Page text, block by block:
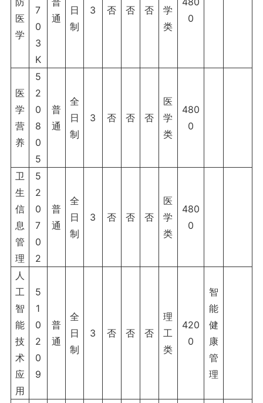
医
学
7
0
3
K
通
日
制
3 否 否 否
学
类
0
医
学
营
养
5
2
0
8
0
5
普
通
全
日
制
3 否 否 否
医
学
类
480
0
卫
生
信
息
管
理
5
2
0
7
0
2
普
通
全
日
制
3 否 否 否
医
学
类
480
0
人
工
智
能
技
术
应
用
5
1
0
2
0
9
普
通
全
日
制
3 否 否 否
理
工
类
420
0
智
能
健
康
管
理